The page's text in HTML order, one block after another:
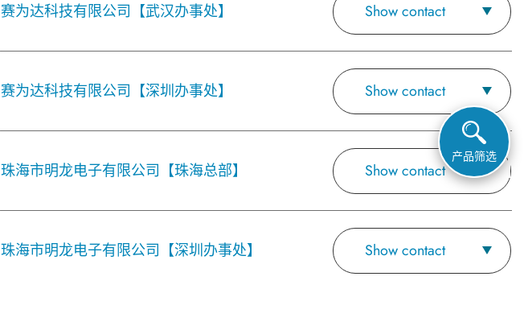
赛为达科技有限公司【武汉办事处】 Show contact
赛为达科技有限公司【深圳办事处】 Show contact
珠海市明龙电子有限公司【珠海总部】 Show contact
珠海市明龙电子有限公司【深圳办事处】 Show contact
产品筛选